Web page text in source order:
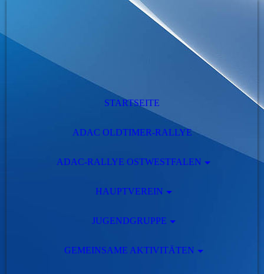
STARTSEITE
ADAC OLDTIMER-RALLYE
ADAC-RALLYE OSTWESTFALEN
HAUPTVEREIN
JUGENDGRUPPE
GEMEINSAME AKTIVITÄTEN